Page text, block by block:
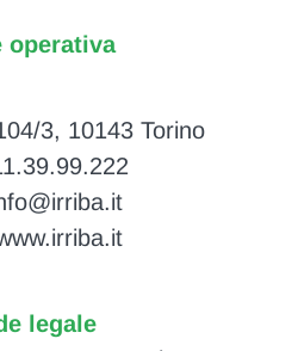
operativa
3, 10143 Torino
legale